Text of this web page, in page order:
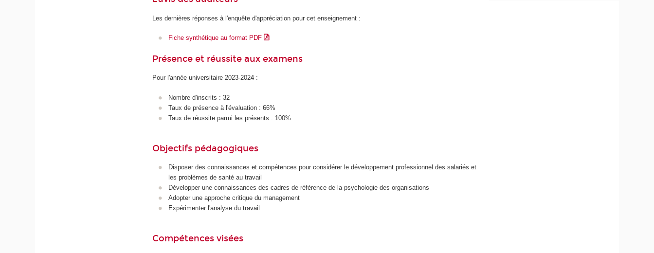
Les dernières réponses à l'enquête d'appréciation pour cet enseignement :
Fiche synthétique au format PDF
Présence et réussite aux examens
Pour l'année universitaire 2023-2024 :
Nombre d'inscrits : 32
Taux de présence à l'évaluation : 66%
Taux de réussite parmi les présents : 100%
Objectifs pédagogiques
Disposer des connaissances et compétences pour considérer le développement professionnel des salariés et
les problèmes de santé au travail
Développer une connaissances des cadres de référence de la psychologie des organisations
Adopter une approche critique du management
Expérimenter l'analyse du travail
Compétences visées